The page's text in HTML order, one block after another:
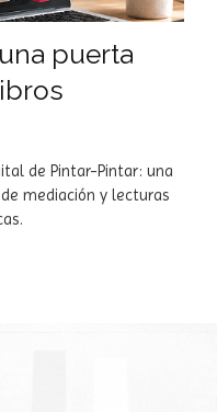
puerta
de Pintar-Pintar: una
mediación y lecturas